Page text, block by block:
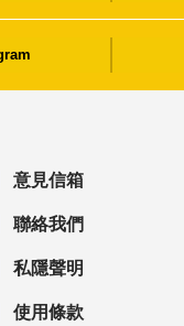
意見信箱
聯絡我們
私隱聲明
使用條款